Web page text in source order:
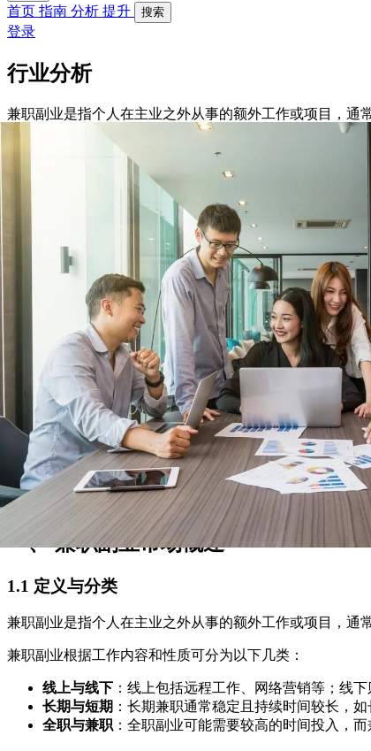
首页 指南 分析 提升 搜索
登录
行业分析
兼职副业是指个人在主业之外从事的额外工作或项目，通
一、 兼职副业市场概述
1.1 定义与分类
兼职副业是指个人在主业之外从事的额外工作或项目，通
兼职副业根据工作内容和性质可分为以下几类：
线上与线下 ：线上包括远程工作、网络营销等；线
长期与短期 ：长期兼职通常稳定且持续时间较长，
全职与兼职 ：全职副业可能需要较高的时间投入，